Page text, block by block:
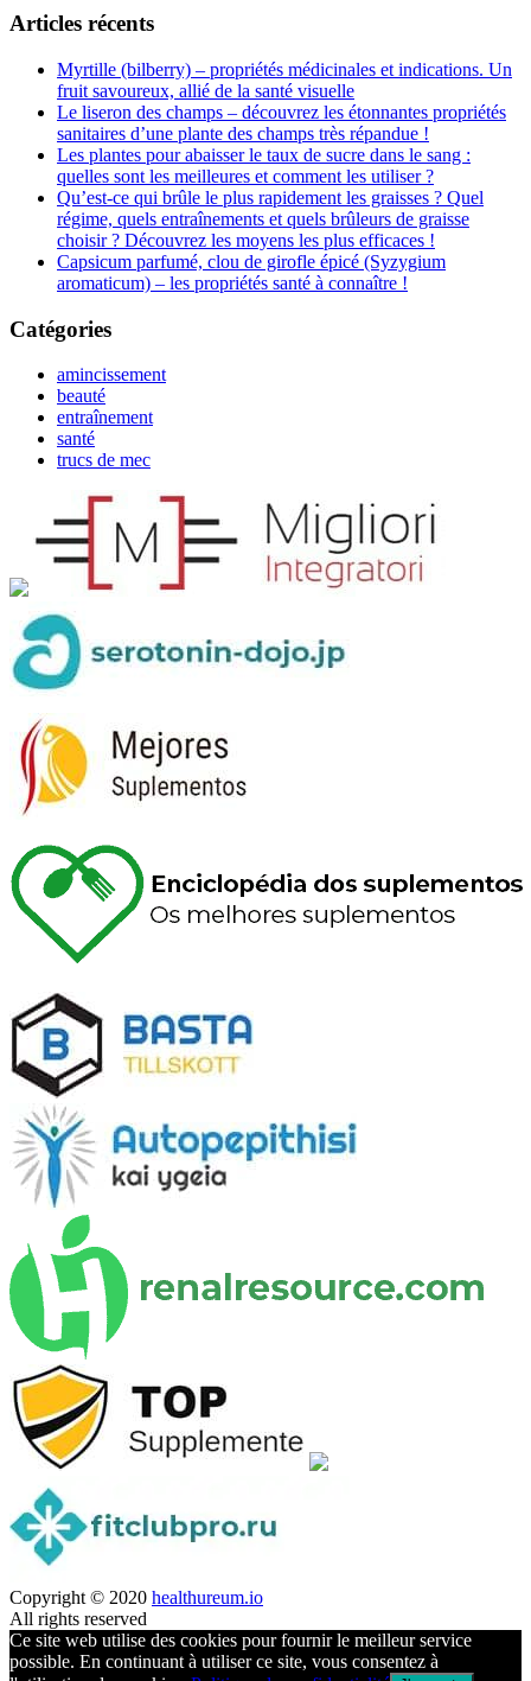
Articles récents
Myrtille (bilberry) – propriétés médicinales et indications. Un
fruit savoureux, allié de la santé visuelle
Le liseron des champs – découvrez les étonnantes propriétés
sanitaires d’une plante des champs très répandue !
Les plantes pour abaisser le taux de sucre dans le sang :
quelles sont les meilleures et comment les utiliser ?
Qu’est-ce qui brûle le plus rapidement les graisses ? Quel
régime, quels entraînements et quels brûleurs de graisse
choisir ? Découvrez les moyens les plus efficaces !
Capsicum parfumé, clou de girofle épicé (Syzygium
aromaticum) – les propriétés santé à connaître !
Catégories
amincissement
beauté
entraînement
santé
trucs de mec
Copyright © 2020 healthureum.io
All rights reserved
Ce site web utilise des cookies pour fournir le meilleur service
possible. En continuant à utiliser ce site, vous consentez à